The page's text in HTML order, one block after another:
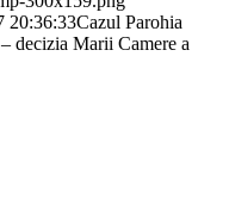
20:36:33Cazul Parohia
decizia Marii Camere a